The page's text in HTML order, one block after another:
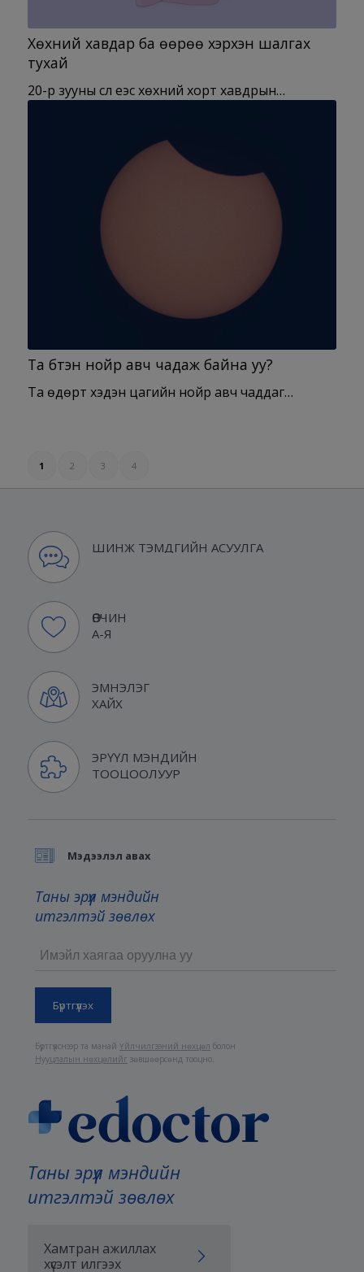
Хөхний хавдар ба өөрөө хэрхэн шалгах
тухай
20-р зууны сүүл үеэс хөхний хорт хавдрын…
Та бүтэн нойр авч чадаж байна уу?
Та өдөрт хэдэн цагийн нойр авч чаддаг…
1 2 3 4
ШИНЖ ТЭМДГИЙН АСУУЛГА
ӨВЧИН
А-Я
ЭМНЭЛЭГ
ХАЙХ
ЭРҮҮЛ МЭНДИЙН
ТООЦООЛУУР
Таны эрүүл мэндийн
итгэлтэй зөвлөх
Хамтран ажиллах
хүсэлт илгээх
Мэдээлэл авах
Таны эрүүл мэндийн
итгэлтэй зөвлөх
Бүртгүүлснээр та манайҮйлчилгээний нөхцөл болон
Нууцлалын нөхцөлийг зөвшөөрсөнд тооцно.